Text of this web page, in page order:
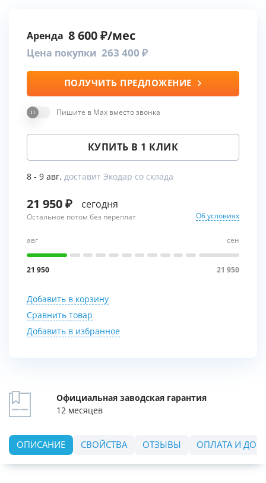
Аренда 8 600
Цена покупки 263 400
ПОЛУЧИТЬ ПРЕДЛОЖЕНИЕ
Пишите в Max вместо звонка
КУПИТЬ В 1 КЛИК
8 - 9 авг. доставит Экодар со склада
21 950 сегодня
Остальное потом без переплат Об условиях
авг
21 950
сен
21 950
Добавить в корзину
Сравнить товар
Добавить в избранное
Официальная заводская гарантия
12 месяцев
ОПИСАНИЕ СВОЙСТВА ОТЗЫВЫ ОПЛАТА И